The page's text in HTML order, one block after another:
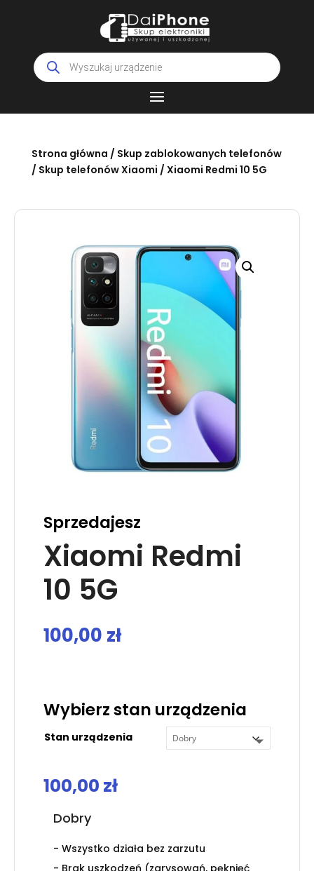
Wyszukiwarka
produktów
Strona główna / Skup zablokowanych telefonów
/ Skup telefonów Xiaomi / Xiaomi Redmi 10 5G
Sprzedajesz
Xiaomi Redmi
10 5G
100,00 zł
Wybierz stan urządzenia
Stan urządzenia
100,00 zł
Dobry
- Wszystko działa bez zarzutu
- Brak uszkodzeń (zarysowań, pęknięć